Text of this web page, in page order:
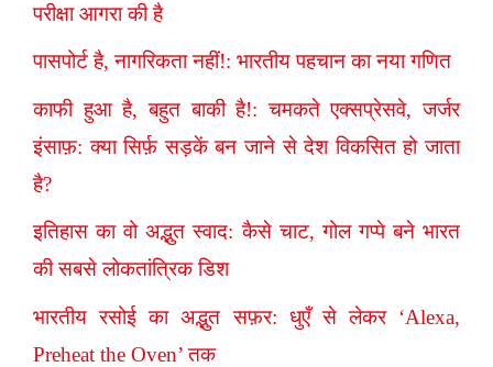
परीक्षा आगरा की है
पासपोर्ट है, नागरिकता नहीं!: भारतीय पहचान का नया गणित
काफी हुआ है, बहुत बाकी है!: चमकते एक्सप्रेसवे, जर्जर
इंसाफ़: क्या सिर्फ़ सड़कें बन जाने से देश विकसित हो जाता
है?
इतिहास का वो अद्भुत स्वाद: कैसे चाट, गोल गप्पे बने भारत
की सबसे लोकतांत्रिक डिश
भारतीय रसोई का अद्भुत सफ़र: धुएँ से लेकर ‘Alexa,
Preheat the Oven’ तक